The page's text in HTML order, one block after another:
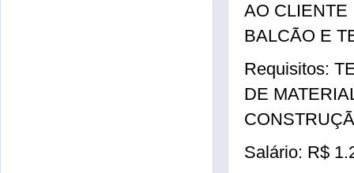
AO CLIENTE
BALCÃO E
Requisitos:
DE
Salário: R$